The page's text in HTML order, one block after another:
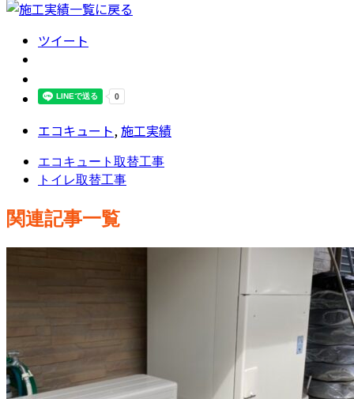
ツイート
エコキュート,施工実績
エコキュート取替工事
トイレ取替工事
関連記事一覧